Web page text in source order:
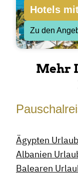
Hotels
Zu den
Mehr
Ägypten Urlaub
Albanien
Balearen